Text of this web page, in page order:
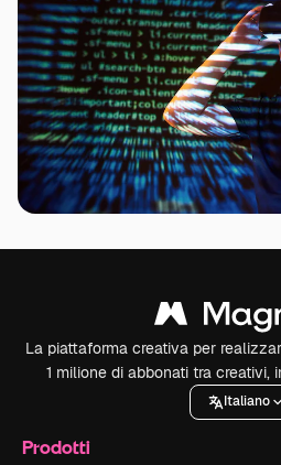
La piattaforma creativa per
1 milione di abbonati tra creativi,
Italiano
Prodotti